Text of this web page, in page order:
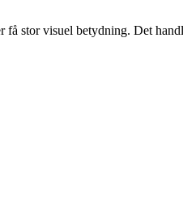
stor visuel betydning. Det